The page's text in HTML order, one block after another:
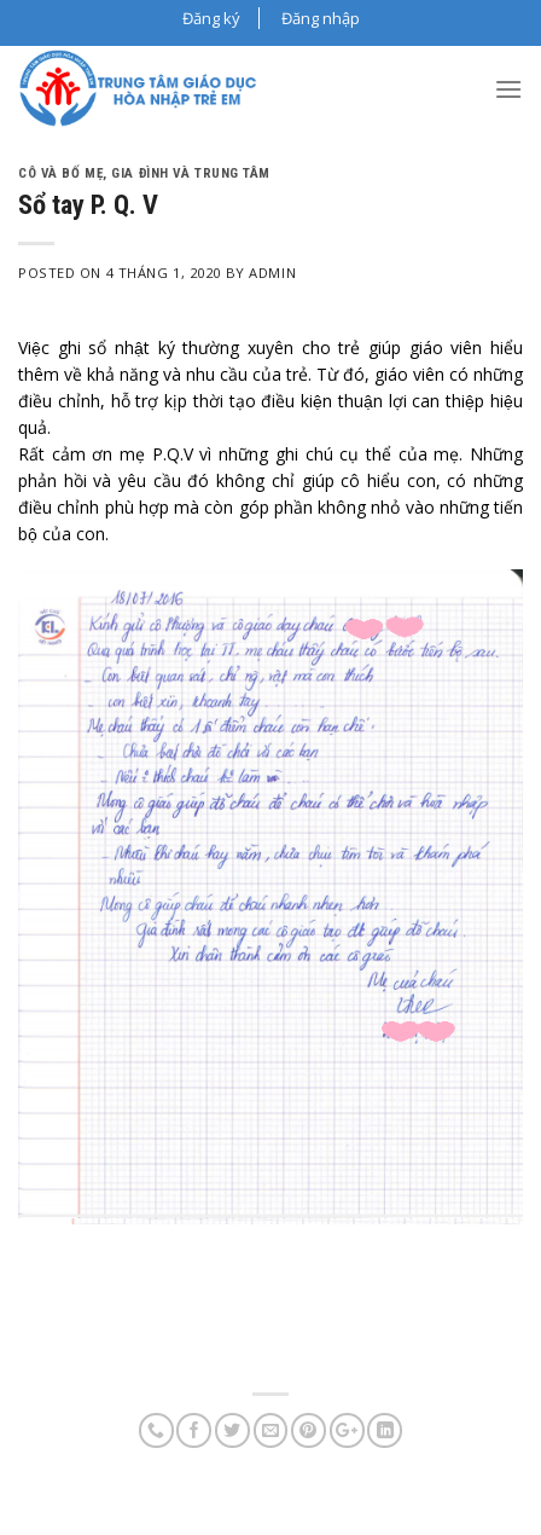
to
content
Đăng ký Đăng nhập
CÔ VÀ BỐ MẸ, GIA ĐÌNH VÀ TRUNG TÂM
Sổ tay P. Q. V
POSTED ON 4 THÁNG 1, 2020 BYADMIN
Việc ghi sổ nhật ký thường xuyên cho trẻ giúp giáo viên hiểu
thêm về khả năng và nhu cầu của trẻ. Từ đó, giáo viên có những
điều chỉnh, hỗ trợ kịp thời tạo điều kiện thuận lợi can thiệp hiệu
quả.
Rất cảm ơn mẹ P.Q.V vì những ghi chú cụ thể của mẹ. Những
phản hồi và yêu cầu đó không chỉ giúp cô hiểu con, có những
điều chỉnh phù hợp mà còn góp phần không nhỏ vào những tiến
bộ của con.